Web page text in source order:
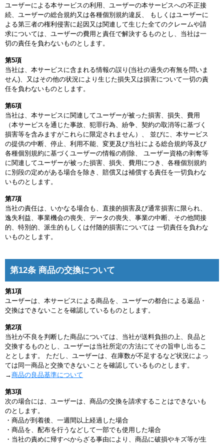
ユーザーによる本サービスの利用、ユーザーの本サービスへの不正接
続、ユーザーの総合規約又は各種個別規約違反、 もしくはユーザーに
よる第三者の権利侵害に起因又は関連して生じた全てのクレームや請
求については、ユーザーの費用と責任で解決するものとし、当社は一
切の責任を負わないものとします。
第5項
当社は、本サービスに含まれる情報の誤り(当社の過失の有無を問いま
せん)、又はその他の状況により生じた損失又は損害について一切の責
任を負わないものとします。
第6項
当社は、本サービスに関連してユーザーが被った損害、損失、費用
（本サービスを通じた事故、犯罪行為、紛争、契約の取消等に基づく
損害等を含みますがこれらに限定されません）、 並びに、本サービス
の提供の中断、停止、利用不能、変更及び当社による総合規約等及び
各種個別規約に基づくユーザーの情報の削除、 ユーザー資格の剥奪等
に関連してユーザーが被った損害、損失、費用につき、各種個別規約
に別段の定めがある場合を除き、賠償又は補償する責任を一切負わな
いものとします。
第7項
当社の責任は、いかなる場合も、直接的損害及び通常損害に限られ、
逸失利益、事業機会の喪失、データの喪失、事業の中断、その他間接
的、特別的、派生的もしくは付随的損害については 一切責任を負わな
いものとします。
第12条 商品の交換について
第1項
ユーザーは、本サービスによる商品を、ユーザーの都合による返品・
交換はできないことを確認しているものとします。
第2項
当社が不良を判断した商品については、当社が送料負担の上、良品と
交換するものとし、ユーザーは当社所定の方法にてその旨申し出るこ
ととします。 ただし、ユーザーは、在庫数が不足するなど状況によっ
ては同一商品と交換できないことを確認しているものとします。
→商品の良品基準について
第3項
次の場合には、ユーザーは、商品の交換を請求することはできないも
のとします。
・商品が到着後、一週間以上経過した場合
・商品を、配布を行うなどして一部でも使用した場合
・当社の責めに帰すべからざる事由により、商品に破損やキズ等が生